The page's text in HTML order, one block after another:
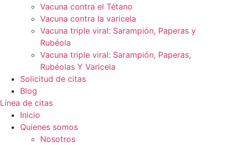
Vacuna contra el Tétano
Vacuna contra la varicela
Vacuna triple viral: Sarampión, Paperas y
Rubéola
Vacuna triple viral: Sarampión, Paperas,
Rubéolas Y Varicela
Solicitud de citas
Blog
Línea de citas
Inicio
Quienes somos
Nosotros